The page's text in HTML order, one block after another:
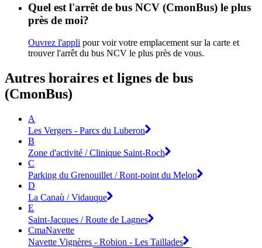
Quel est l'arrêt de bus NCV (CmonBus) le plus
près de moi?
Ouvrez l'appli pour voir votre emplacement sur la carte et
trouver l'arrêt du bus NCV le plus près de vous.
Autres horaires et lignes de bus
(CmonBus)
A
Les Vergers - Parcs du Luberon
B
Zone d'activité / Clinique Saint-Roch
C
Parking du Grenouillet / Ront-point du Melon
D
La Canaù / Vidauque
E
Saint-Jacques / Route de Lagnes
CmaNavette
Navette Vignères - Robion - Les Taillades